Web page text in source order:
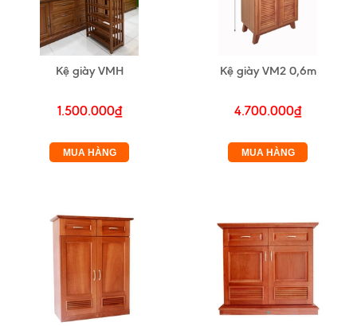
Kệ giày VMH
1.500.000₫
MUA HÀNG
Kệ giày VM2 0,6m
4.700.000₫
MUA HÀNG